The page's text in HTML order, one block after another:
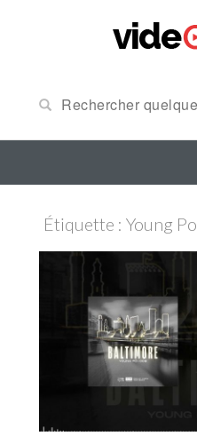
Étiquette : Young Po